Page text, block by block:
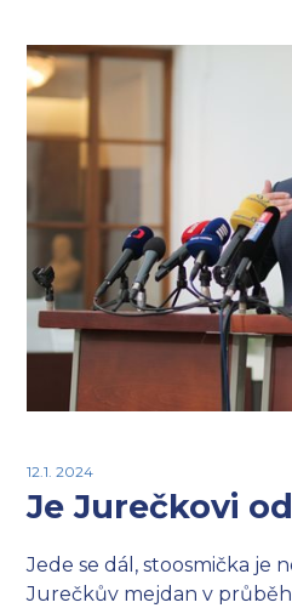
12.1. 2024
Je Jurečkovi
Jede se dál, stoosmička je
Jurečkův mejdan v